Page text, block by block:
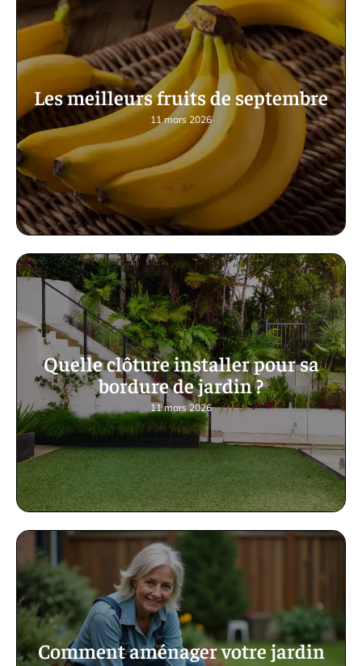
Les meilleurs fruits de septembre
11 mars 2026
Quelle clôture installer pour sa
bordure de jardin ?
11 mars 2026
Comment aménager votre jardin